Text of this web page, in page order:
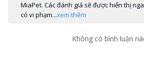
MiaPet. Các đánh giá sẽ được hiển thị
có vi phạm...xem thêm
Không có bình luận